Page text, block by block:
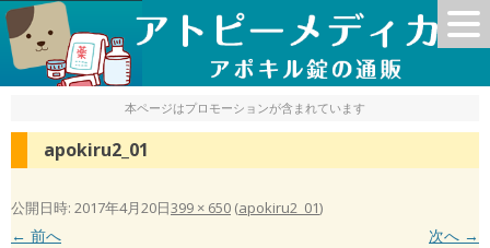
本ページはプロモーションが含まれています
apokiru2_01
公開日時: 2017年4月20日399 × 650 (apokiru2_01)
← 前へ 次へ →